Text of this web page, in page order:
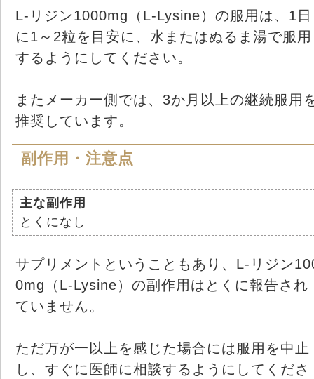
L-リジン1000mg（L-Lysine）の服用は、1日
に1～2粒を目安に、水またはぬるま湯で服用
するようにしてください。
またメーカー側では、3か月以上の継続服用
推奨しています。
副作用・注意点
主な副作用
とくになし
サプリメントということもあり、L-リジン
0mg（L-Lysine）の副作用はとくに報告され
ていません。
ただ万が一以上を感じた場合には服用を中止
し、すぐに医師に相談するようにしてくださ